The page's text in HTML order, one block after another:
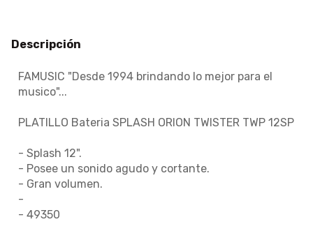
Descripción
FAMUSIC "Desde 1994 brindando lo mejor para el
musico"...
PLATILLO Bateria SPLASH ORION TWISTER TWP 12SP
- Splash 12".
- Posee un sonido agudo y cortante.
- Gran volumen.
-
- 49350